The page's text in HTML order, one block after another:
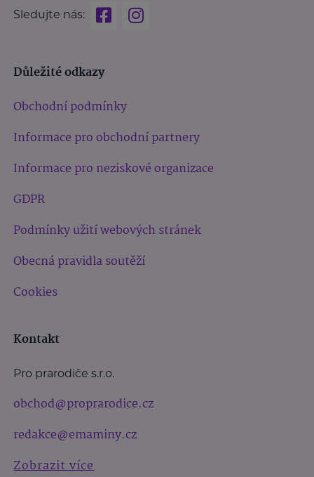
Sledujte nás:
Důležité odkazy
Obchodní podmínky
Informace pro obchodní partnery
Informace pro neziskové organizace
GDPR
Podmínky užití webových stránek
Obecná pravidla soutěží
Cookies
Kontakt
Pro prarodiče s.r.o.
obchod@proprarodice.cz
redakce@emaminy.cz
Zobrazit více